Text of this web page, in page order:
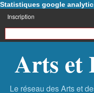
Statistiques google
Inscription
Arts et